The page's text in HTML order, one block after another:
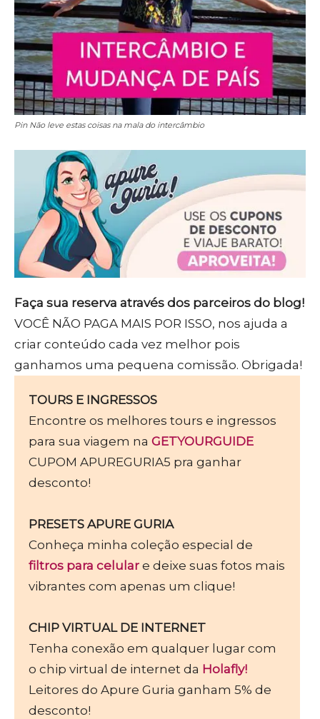
Pin Não leve estas coisas na mala do intercâmbio
Faça sua reserva através dos parceiros do blog!
VOCÊ NÃO PAGA MAIS POR ISSO, nos ajuda a
criar conteúdo cada vez melhor pois
ganhamos uma pequena comissão. Obrigada!
TOURS E INGRESSOS
Encontre os melhores tours e ingressos
para sua viagem naGETYOURGUIDE
CUPOM APUREGURIA5 pra ganhar
desconto!
PRESETS APURE GURIA
Conheça minha coleção especial de
filtros para celular e deixe suas fotos mais
vibrantes com apenas um clique!
CHIP VIRTUAL DE INTERNET
Tenha conexão em qualquer lugar com
o chip virtual de internet da Holafly!
Leitores do Apure Guria ganham 5% de
desconto!